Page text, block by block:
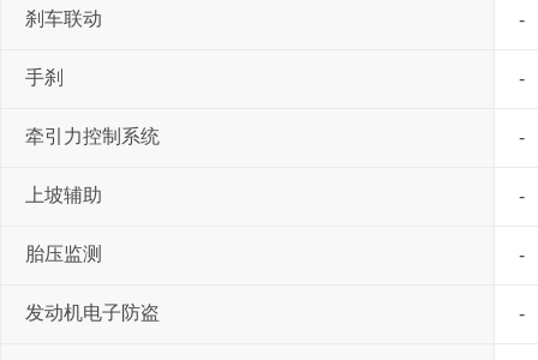
刹车联动 -
手刹 -
牵引力控制系统 -
上坡辅助 -
胎压监测 -
发动机电子防盗 -